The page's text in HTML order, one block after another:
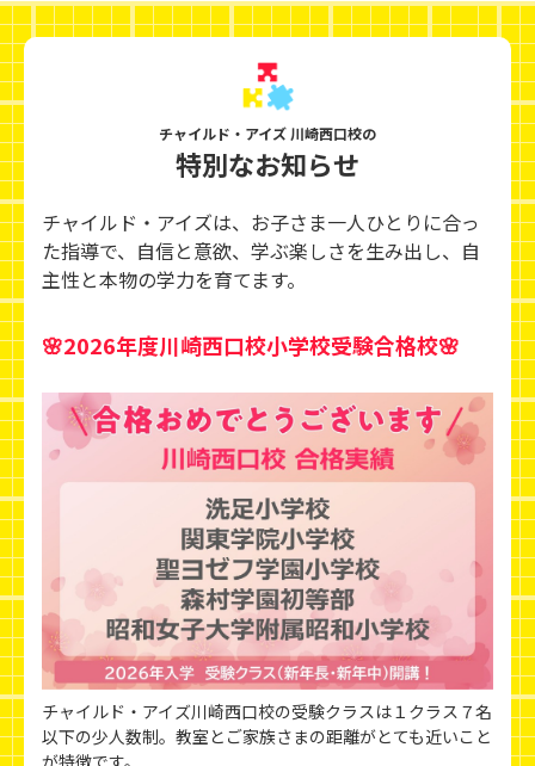
チャイルド・アイズ 川崎西口校の
特別なお知らせ
チャイルド・アイズは、お子さま一人ひとりに合っ
た指導で、自信と意欲、学ぶ楽しさを生み出し、 自
主性と本物の学力を育てます。
🌸2026年度川崎西口校小学校受験合格校🌸
チャイルド・アイズ川崎西口校の受験クラスは１クラス７名
以下の少人数制。教室とご家族さまの距離がとても近いこと
が特徴です。